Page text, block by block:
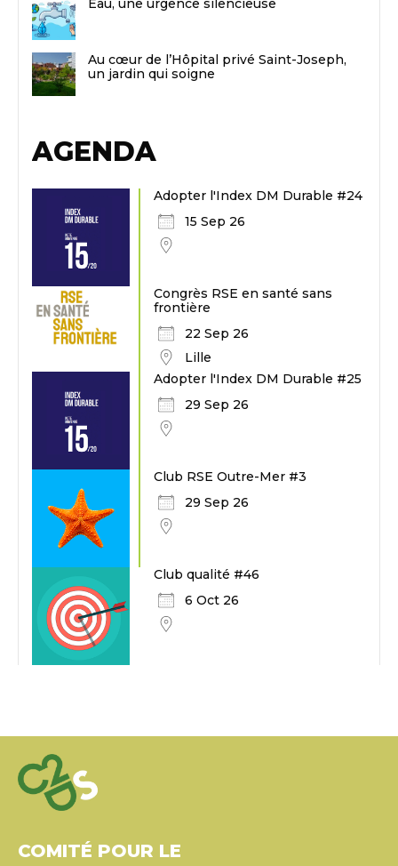
Eau, une urgence silencieuse
Au cœur de l’Hôpital privé Saint-Joseph,
un jardin qui soigne
AGENDA
Adopter l'Index DM Durable #24
15 Sep 26
Congrès RSE en santé sans
frontière
22 Sep 26
Lille
Adopter l'Index DM Durable #25
29 Sep 26
Club RSE Outre-Mer #3
29 Sep 26
Club qualité #46
6 Oct 26
COMITÉ POUR LE